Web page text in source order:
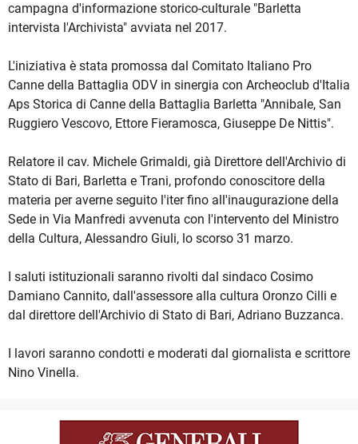
campagna d'informazione storico-culturale "Barletta
intervista l'Archivista" avviata nel 2017.
L'iniziativa è stata promossa dal Comitato Italiano Pro
Canne della Battaglia ODV in sinergia con Archeoclub d'Italia
Aps Storica di Canne della Battaglia Barletta "Annibale, San
Ruggiero Vescovo, Ettore Fieramosca, Giuseppe De Nittis".
Relatore il cav. Michele Grimaldi, già Direttore dell'Archivio di
Stato di Bari, Barletta e Trani, profondo conoscitore della
materia per averne seguito l'iter fino all'inaugurazione della
Sede in Via Manfredi avvenuta con l'intervento del Ministro
della Cultura, Alessandro Giuli, lo scorso 31 marzo.
I saluti istituzionali saranno rivolti dal sindaco Cosimo
Damiano Cannito, dall'assessore alla cultura Oronzo Cilli e
dal direttore dell'Archivio di Stato di Bari, Adriano Buzzanca.
I lavori saranno condotti e moderati dal giornalista e scrittore
Nino Vinella.